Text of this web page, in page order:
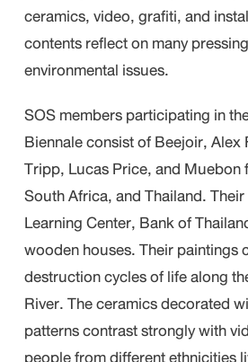
ceramics, video, grafiti, and
contents reflect on many
environmental issues.
SOS members participating in
Biennale consist of Beejoir, Alex
Tripp, Lucas Price, and Muebon
South Africa, and Thailand.
Learning Center, Bank of
wooden houses. Their paintings
destruction cycles of life along
River. The ceramics decorated
patterns contrast strongly with